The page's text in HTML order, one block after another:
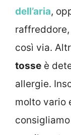
dell’aria,
così via.
tosse è
allergie.
molto vario